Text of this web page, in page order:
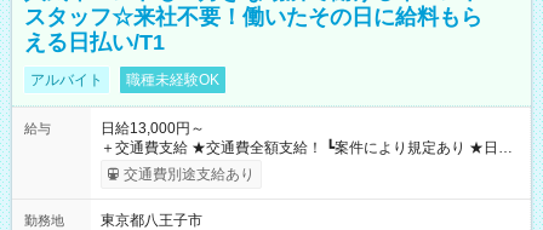
スタッフ☆来社不要！働いたその日に給料もら
える日払い/T1
アルバイト 職種未経験OK
給与
日給13,000円～
＋交通費支給 ★交通費全額支給！ ┗案件により規定あり ★日払
いOK！（規定あり） ┗働いたその日に現金GET♪ お仕事後はコ
ンビニATMから 日払い分を引き落とせます！ 【試用期間】試
交通費別途支給あり
勤務地
東京都八王子市